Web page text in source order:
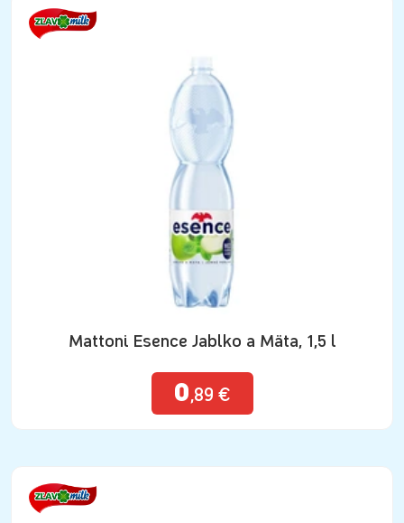
Mattoni Esence Jablko a Mäta, 1,5 l
0 ,89 €